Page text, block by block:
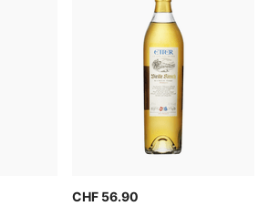
CHF 56.90